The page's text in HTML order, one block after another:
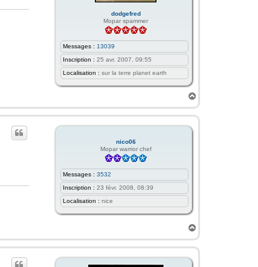
dodgefred
Mopar spammer
Messages : 13039
Inscription : 25 avr. 2007, 09:55
Localisation : sur la terre planet earth
a
t
nico06
Mopar warrior chef
Messages : 3532
Inscription : 23 févr. 2008, 08:39
Localisation : nice
a
t